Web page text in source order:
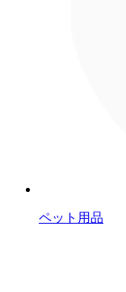
ペット用品